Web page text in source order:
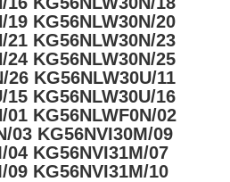
19 KG56NLW30N/20
21 KG56NLW30N/23
24 KG56NLW30N/25
26 KG56NLW30U/11
15 KG56NLW30U/16
01 KG56NLWF0N/02
03 KG56NVI30M/09
04 KG56NVI31M/07
09 KG56NVI31M/10